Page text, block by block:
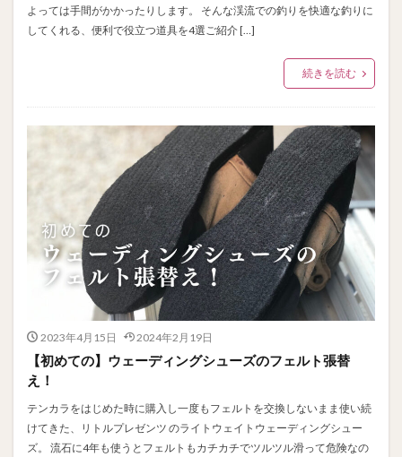
よっては手間がかかったりします。 そんな渓流での釣りを快適な釣りに
してくれる、便利で役立つ道具を4選ご紹介 […]
続きを読む
2023年4月15日 2024年2月19日
【初めての】ウェーディングシューズのフェルト張替
え！
テンカラをはじめた時に購入し一度もフェルトを交換しないまま使い続
けてきた、リトルプレゼンツ のライトウェイトウェーディングシュー
ズ。 流石に4年も使うとフェルトもカチカチでツルツル滑って危険なの